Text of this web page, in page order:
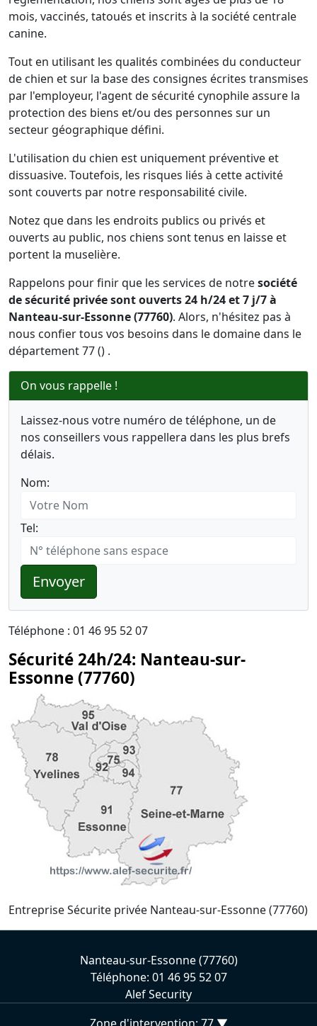
mois, vaccinés, tatoués et inscrits à la société centrale
canine.
Tout en utilisant les qualités combinées du conducteur
de chien et sur la base des consignes écrites transmises
par l'employeur, l'agent de sécurité cynophile assure la
protection des biens et/ou des personnes sur un
secteur géographique défini.
L'utilisation du chien est uniquement préventive et
dissuasive. Toutefois, les risques liés à cette activité
sont couverts par notre responsabilité civile.
Notez que dans les endroits publics ou privés et
ouverts au public, nos chiens sont tenus en laisse et
portent la muselière.
Rappelons pour finir que les services de notresociété
de sécurité privée sont ouverts 24 h/24 et 7 j/7 à
Nanteau-sur-Essonne (77760). Alors, n'hésitez pas à
nous confier tous vos besoins dans le domaine dans le
département 77 () .
On vous rappelle !
Laissez-nous votre numéro de téléphone, un de
nos conseillers vous rappellera dans les plus brefs
délais.
Nom:
Tel:
Envoyer
Téléphone : 01 46 95 52 07
Sécurité 24h/24: Nanteau-sur-
Essonne (77760)
Entreprise Sécurite privée Nanteau-sur-Essonne (77760)
Nanteau-sur-Essonne (77760)
Téléphone: 01 46 95 52 07
Alef Security